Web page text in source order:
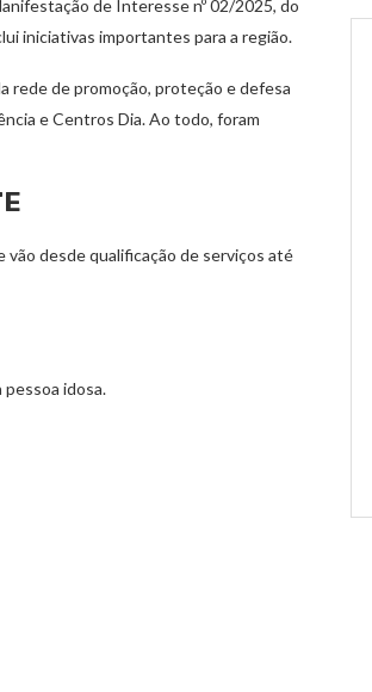
de Interesse nº 02/2025, do
iniciativas importantes para a região.
rede de promoção, proteção e defesa
e Centros Dia. Ao todo, foram
vão desde qualificação de serviços até
pessoa idosa.